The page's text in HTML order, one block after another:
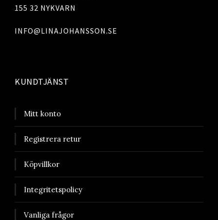
155 32 NYKVARN
INFO@LINAJOHANSSON.SE
KUNDTJÄNST
Mitt konto
Registrera retur
Köpvillkor
Integritetspolicy
Vanliga frågor